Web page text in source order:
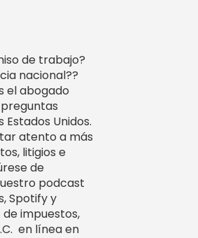
de trabajo?
nacional??
el abogado
Unidos.
atento a más
litigios e
de
podcast
Spotify y
impuestos,
en línea en